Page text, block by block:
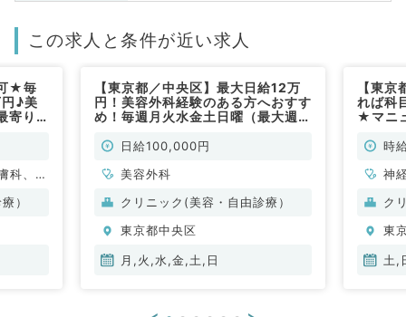
この求人と条件が近い求人
★毎
♪美
寄り
科、美
）
【東京都／中央区】最大日給12万
円！美容外科経験のある方へおすす
め！毎週月火水金土日曜（最大週3
勤） 日給100,000円
美容外科
クリニック(美容・自由診療）
東京都中央区
月,火,水,金,土,日
【東
れば科
★マニ
時給1
時
神
ル
脳
管
ク
東
土,